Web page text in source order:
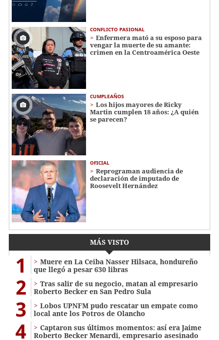
CONFLICTO PASIONAL
Enfermera mató a su esposo para
vengar la muerte de su amante:
crimen en la Centroamérica Oeste
CUMPLEAÑOS
Los hijos mayores de Ricky
Martin cumplen 18 años: ¿A quién
se parecen?
OFICIAL
Reprograman audiencia de
declaración de imputado de
Roosevelt Hernández
MÁS VISTO
1
Muere en La Ceiba Nasser Hilsaca, hondureño
que llegó a pesar 630 libras
2
Tras salir de su negocio, matan al empresario
Roberto Becker en San Pedro Sula
3
Lobos UPNFM pudo rescatar un empate como
local ante los Potros de Olancho
4
Captaron sus últimos momentos: así era Jaime
Roberto Becker Menardi​​​, empresario asesinado